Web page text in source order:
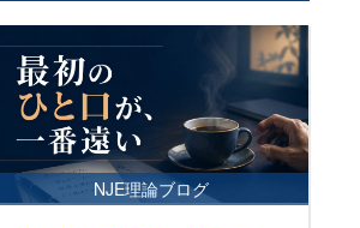
NJE理論ブログ